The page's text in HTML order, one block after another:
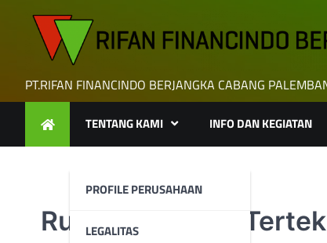
PT.RIFAN FINANCINDO BERJANGKA CABANG
TENTANG KAMI
PROFILE PERUSAHAAN
LEGALITAS
INFO DAN KEGIATAN
Rupiah Kembali